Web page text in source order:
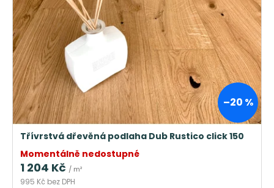
–20 %
Třívrstvá dřevěná podlaha Dub Rustico click 150
Momentálně nedostupné
995 Kč bez DPH
1 204 Kč / m²